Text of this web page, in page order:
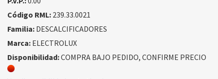
Código RML: 239.33.0021
Familia: DESCALCIFICADORES
Marca: ELECTROLUX
Disponibilidad:COMPRA BAJO PEDIDO, CONFIRME PRECIO